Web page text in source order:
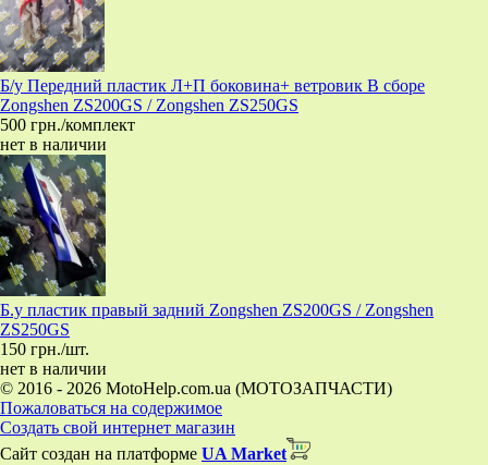
Б/у Передний пластик Л+П боковина+ ветровик В сборе
Zongshen ZS200GS / Zongshen ZS250GS
500 грн./комплект
нет в наличии
Б.у пластик правый задний Zongshen ZS200GS / Zongshen
ZS250GS
150 грн./шт.
нет в наличии
© 2016 - 2026 MotoHelp.com.ua (МОТОЗАПЧАСТИ)
Пожаловаться на содержимое
Создать свой интернет магазин
Сайт создан на платформе UA Market